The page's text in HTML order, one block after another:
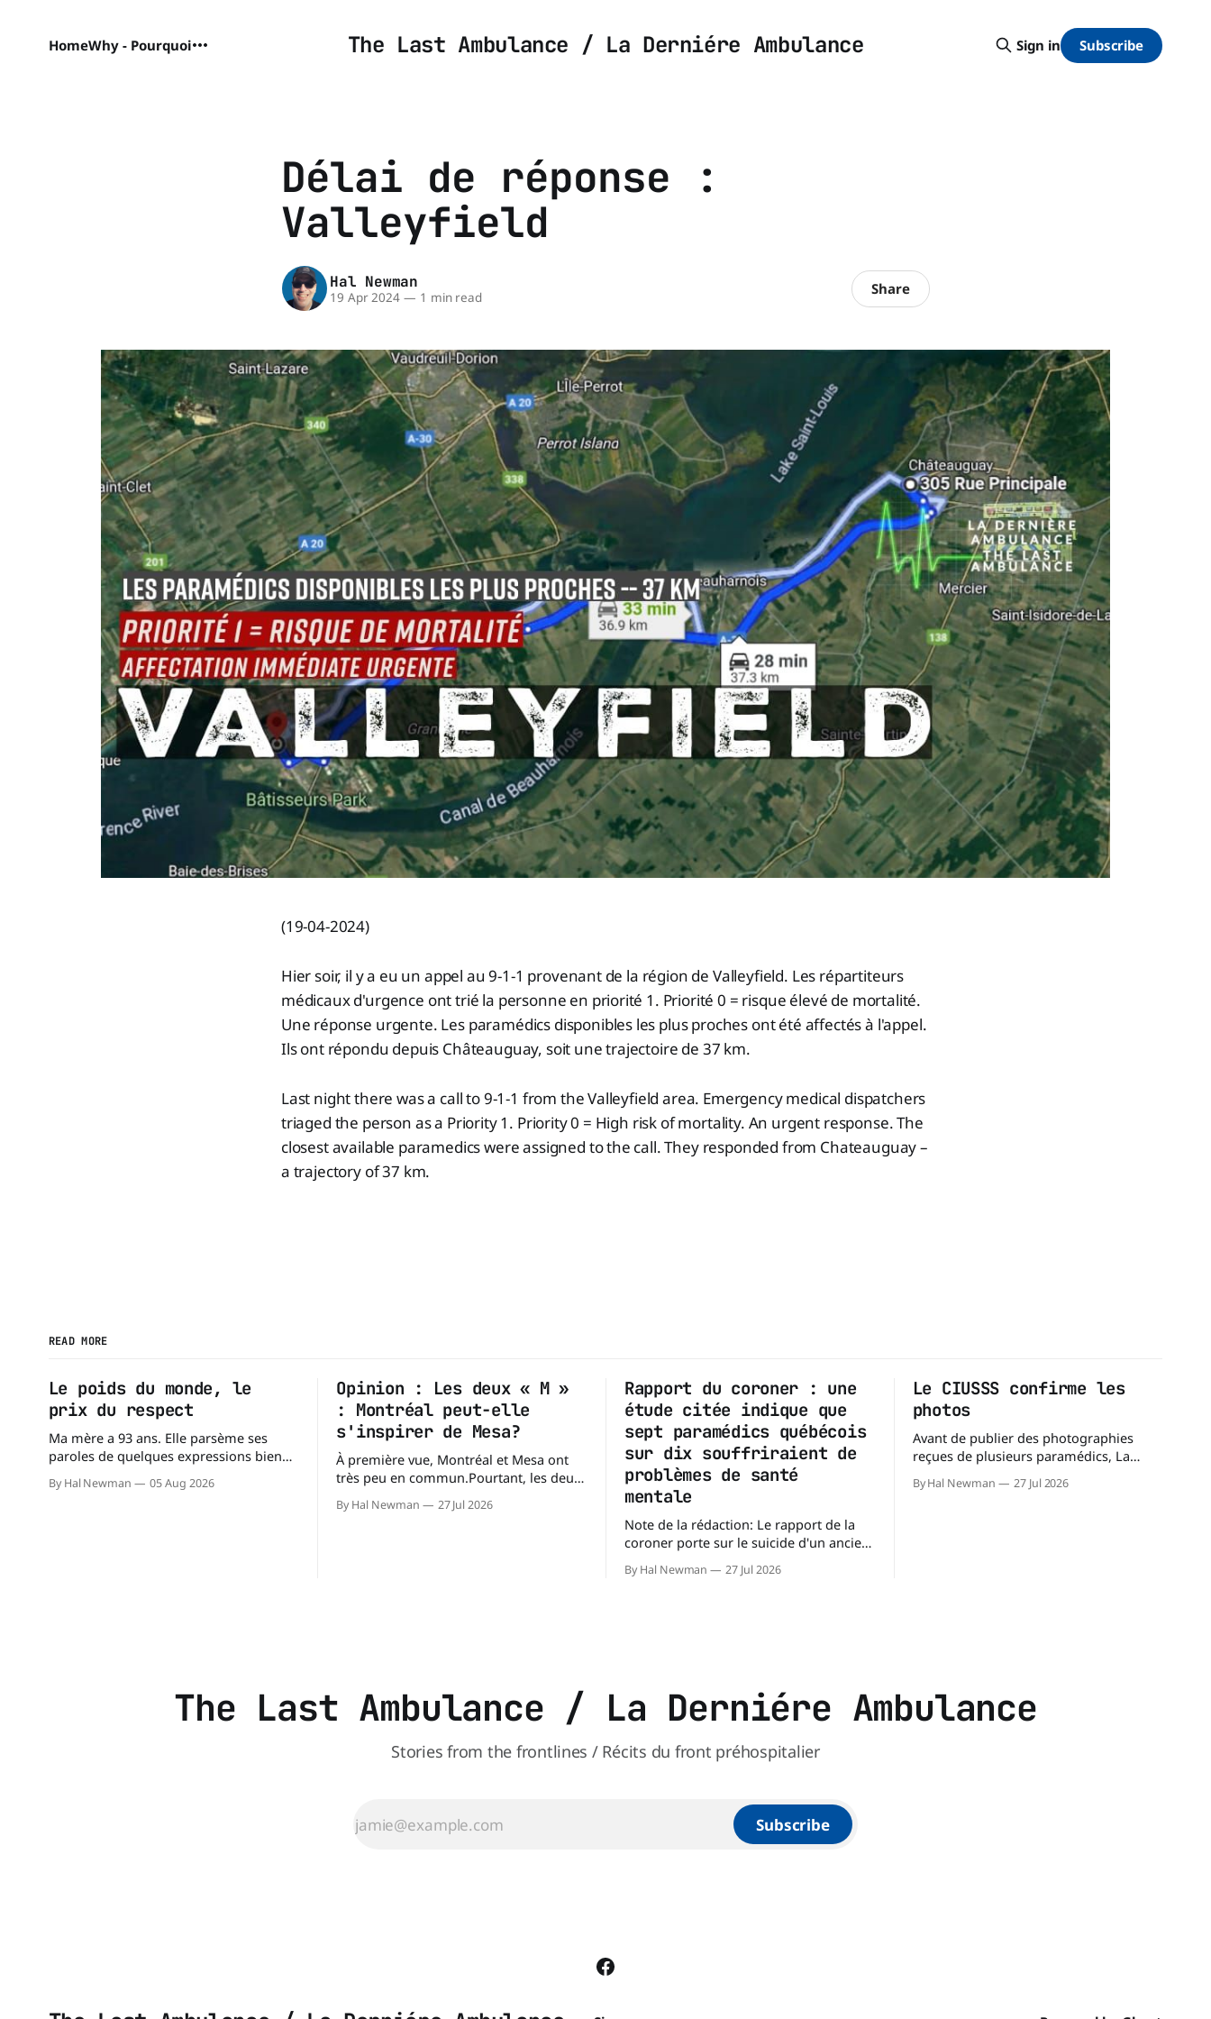
The Last Ambulance / La Derniére Ambulance
HomeWhy - Pourquoi Sign in Subscribe
Délai de réponse :
Valleyfield
Hal Newman
19 Apr 2024 — 1 min read Share
(19-04-2024)
Hier soir, il y a eu un appel au 9-1-1 provenant de la région de Valleyfield. Les répartiteurs
médicaux d'urgence ont trié la personne en priorité 1. Priorité 0 = risque élevé de mortalité.
Une réponse urgente. Les paramédics disponibles les plus proches ont été affectés à l'appel.
Ils ont répondu depuis Châteauguay, soit une trajectoire de 37 km.
Last night there was a call to 9-1-1 from the Valleyfield area. Emergency medical dispatchers
triaged the person as a Priority 1. Priority 0 = High risk of mortality. An urgent response. The
closest available paramedics were assigned to the call. They responded from Chateauguay –
a trajectory of 37 km.
READ MORE
Le poids du monde, le
prix du respect
Ma mère a 93 ans. Elle parsème ses
paroles de quelques expressions bien
choisies. L'une de mes préférées est : «
À chacun son mishegoss. » Mishegoss
By Hal Newman 05 Aug 2026
Opinion : Les deux « M »
: Montréal peut-elle
s'inspirer de Mesa?
À première vue, Montréal et Mesa ont
très peu en commun.Pourtant, les deux
villes occupent des territoires
comparables. Mesa, en Arizona, couvre
By Hal Newman 27 Jul 2026
Rapport du coroner : une
étude citée indique que
sept paramédics québécois
sur dix souffriraient de
problèmes de santé
mentale
Note de la rédaction: Le rapport de la
coroner porte sur le suicide d'un ancien
paramédic. Toutefois, au-delà des
circonstances ayant mené à cette
By Hal Newman 27 Jul 2026
Le CIUSSS confirme les
photos
Avant de publier des photographies
reçues de plusieurs paramédics, La
Dernière Ambulance a demandé au
CIUSSS du Nord-de-l'Île-de-Montréal de
By Hal Newman 27 Jul 2026
The Last Ambulance / La Derniére Ambulance
Stories from the frontlines / Récits du front préhospitalier
Subscribe